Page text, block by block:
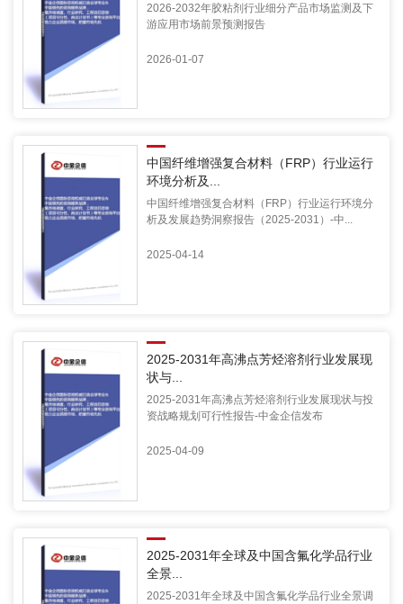
2026-2032年胶粘剂行业细分产品市场监测及下
游应用市场前景预测报告
2026-01-07
中国纤维增强复合材料（FRP）行业运行
环境分析及...
中国纤维增强复合材料（FRP）行业运行环境分
析及发展趋势洞察报告（2025-2031）-中...
2025-04-14
2025-2031年高沸点芳烃溶剂行业发展现
状与...
2025-2031年高沸点芳烃溶剂行业发展现状与投
资战略规划可行性报告-中金企信发布
2025-04-09
2025-2031年全球及中国含氟化学品行业
全景...
2025-2031年全球及中国含氟化学品行业全景调